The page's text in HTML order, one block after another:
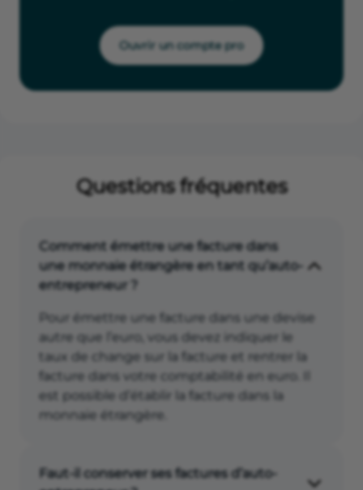
Ouvrir un compte pro
Questions fréquentes
Comment émettre une facture dans
une monnaie étrangère en tant qu’auto-
entrepreneur ?
Pour émettre une facture dans une devise
autre que l’euro, vous devez indiquer le
taux de change sur la facture et rentrer la
facture dans votre comptabilité en euro. Il
est possible d’établir la facture dans la
monnaie étrangère.
Faut-il conserver ses factures d’auto-